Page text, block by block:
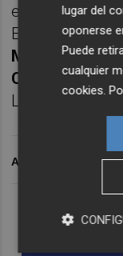
Lo Más
en el control
Europa,
María Pilar Fos
Carles Peris,
Llauradors.
ARCHIVADO EN
lugar del
oponerse
Puede
cualquier
cookies.